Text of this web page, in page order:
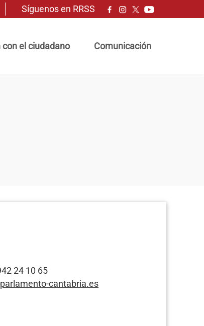
Síguenos en RRSS
con el ciudadano Comunicación
24 10 65
cantabria.es